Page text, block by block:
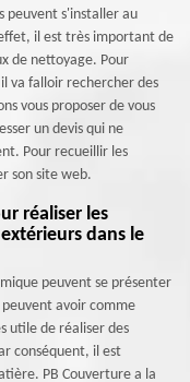
peuvent s'installer au
il est très important de
de nettoyage. Pour
va falloir rechercher des
vous proposer de vous
un devis qui ne
Pour recueillir les
son site web.
réaliser les
dans le
peuvent se présenter
peuvent avoir comme
utile de réaliser des
conséquent, il est
PB Couverture a la